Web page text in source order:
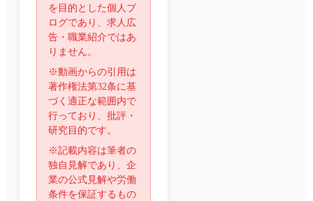
を目的とした個人ブ
ログであり、求人広
告・職業紹介ではあ
りません。
※動画からの引用は
著作権法第32条に基
づく適正な範囲内で
行っており、批評・
研究目的です。
※記載内容は筆者の
独自見解であり、企
業の公式見解や労働
条件を保証するもの